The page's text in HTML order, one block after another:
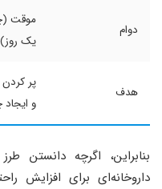
دوام
موقت
یک روز)
هدف
پر
و
بنابراین، اگرچه دانستن
داروخانه‌ای برای افزایش